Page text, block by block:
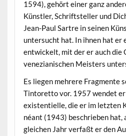
1594), gehört einer ganz
Künstler, Schriftsteller und
Jean-Paul Sartre in seinen
untersucht hat. In ihnen hat er
entwickelt, mit der er auch die
venezianischen Meisters
Es liegen mehrere Fragmente
Tintoretto vor. 1957 wendet
existentielle, die er im letzten
néant (1943) beschrieben hat,
gleichen Jahr verfaßt er den